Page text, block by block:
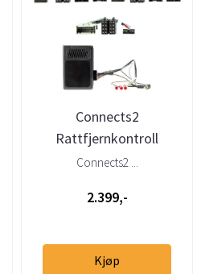
Connects2
Rattfjernkontroll
interface GM (2007-2016)
Connects2 ...
2.399,-
Kjøp